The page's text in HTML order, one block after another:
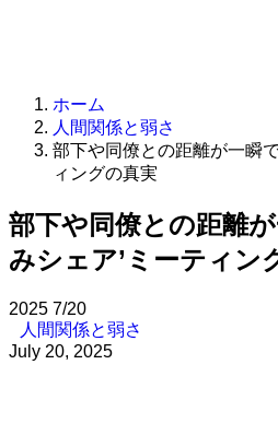
ホーム
人間関係と弱さ
部下や同僚との距離が一瞬
ィングの真実
部下や同僚との距離
みシェア’ミーティン
2025 7/20
人間関係と弱さ
July 20, 2025